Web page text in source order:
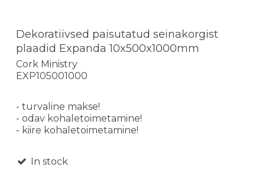
Dekoratiivsed paisutatud seinakorgist
plaadid Expanda 10x500x1000mm
Cork Ministry
EXP105001000
- turvaline makse!
- odav kohaletoimetamine!
- kiire kohaletoimetamine!
In stock